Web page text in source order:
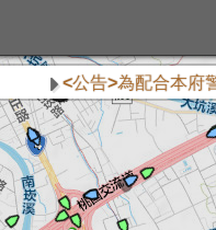
<公告>為配合本府警察